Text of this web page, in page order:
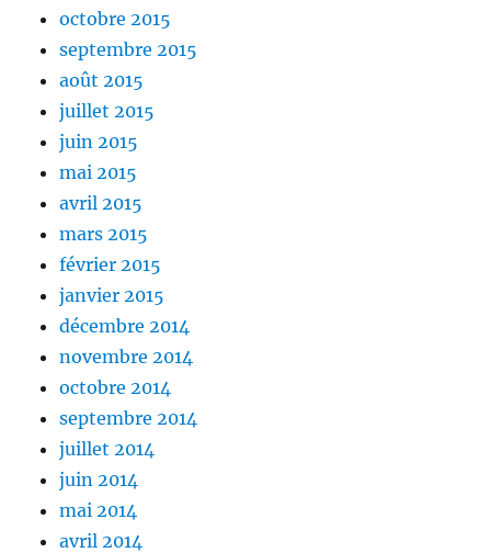
octobre 2015
septembre 2015
août 2015
juillet 2015
juin 2015
mai 2015
avril 2015
mars 2015
février 2015
janvier 2015
décembre 2014
novembre 2014
octobre 2014
septembre 2014
juillet 2014
juin 2014
mai 2014
avril 2014